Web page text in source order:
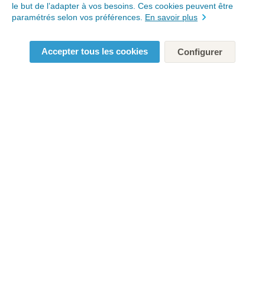
le but de l’adapter à vos besoins. Ces cookies peuvent être
paramétrés selon vos préférences. En savoir plus
Accepter tous les cookies Configurer